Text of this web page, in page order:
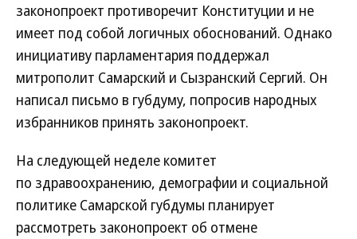
законопроект противоречит Конституции и не
имеет под собой логичных обоснований. Однако
инициативу парламентария поддержал
митрополит Самарский и Сызранский Сергий. Он
написал письмо в губдуму, попросив народных
избранников принять законопроект.
На следующей неделе комитет
по здравоохранению, демографии и социальной
политике Самарской губдумы планирует
рассмотреть законопроект об отмене